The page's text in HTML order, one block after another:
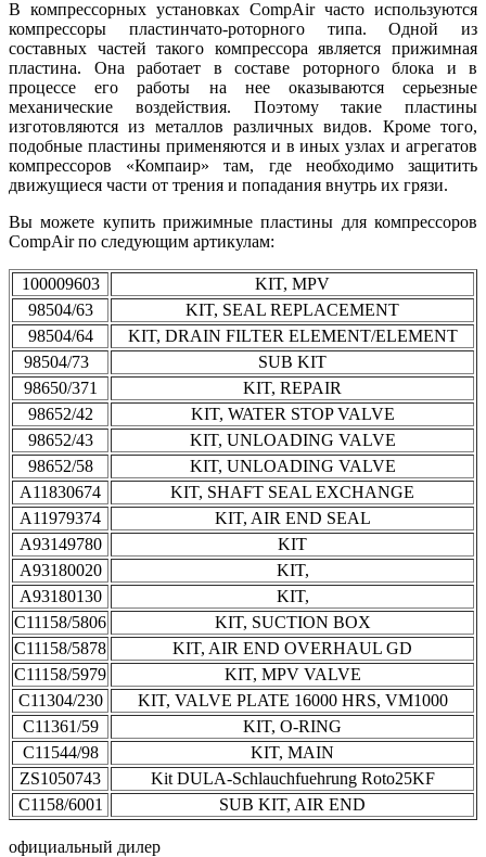
В компрессорных установках CompAir часто используются
компрессоры пластинчато-роторного типа. Одной из
составных частей такого компрессора является прижимная
пластина. Она работает в составе роторного блока и в
процессе его работы на нее оказываются серьезные
механические воздействия. Поэтому такие пластины
изготовляются из металлов различных видов. Кроме того,
подобные пластины применяются и в иных узлах и агрегатов
компрессоров «Компаир» там, где необходимо защитить
движущиеся части от трения и попадания внутрь их грязи.
Вы можете купить прижимные пластины для компрессоров
CompAir по следующим артикулам:
100009603
KIT, MPV
98504/63
KIT, SEAL REPLACEMENT
98504/64
KIT, DRAIN FILTER ELEMENT/ELEMENT
98504/73
SUB KIT
98650/371
KIT, REPAIR
98652/42
KIT, WATER STOP VALVE
98652/43
KIT, UNLOADING VALVE
98652/58
KIT, UNLOADING VALVE
A11830674
KIT, SHAFT SEAL EXCHANGE
A11979374
KIT, AIR END SEAL
A93149780
KIT
A93180020
KIT,
A93180130
KIT,
C11158/5806
KIT, SUCTION BOX
C11158/5878
KIT, AIR END OVERHAUL GD
C11158/5979
KIT, MPV VALVE
C11304/230
KIT, VALVE PLATE 16000 HRS, VM1000
C11361/59
KIT, O-RING
C11544/98
KIT, MAIN
ZS1050743
Kit DULA-Schlauchfuehrung Roto25KF
C1158/6001
SUB KIT, AIR END
официальный дилер